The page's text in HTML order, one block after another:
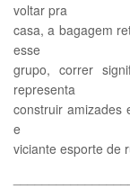
voltar pra
casa, a bagagem
esse
grupo, correr
representa
construir amizades
e
viciante esporte de